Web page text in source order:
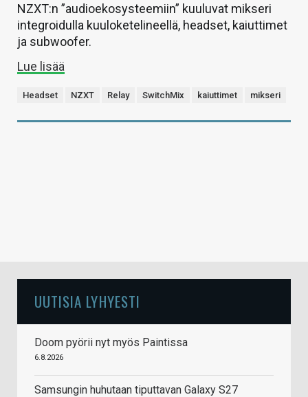
NZXT:n ”audioekosysteemiin” kuuluvat mikseri
integroidulla kuuloketelineellä, headset, kaiuttimet
ja subwoofer.
Lue lisää
Headset NZXT Relay SwitchMix kaiuttimet mikseri
UUTISIA LYHYESTI
Doom pyörii nyt myös Paintissa
6.8.2026
Samsungin huhutaan tiputtavan Galaxy S27